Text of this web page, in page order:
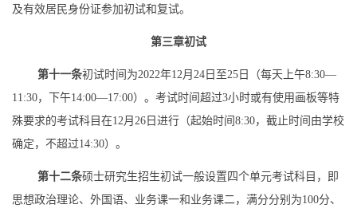
及有效居民身份证参加初试和复试。
第三章初试
第十一条初试时间为2022年12月24 日至25 日（每天上午8:30—
11:30，下午14:00—17:00）。考试时间超过3小时或有使用画板等特
殊要求的考试科目在12月 26 日进行（起始时间 8:30，截止时间由学校
确定，不超过14:30）。
第十二条硕士研究生招生初试一般设置四个单元考试科目，即
思想政治理论、外国语、业务课一和业务课二，满分分别为100分、